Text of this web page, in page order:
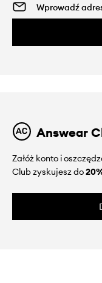
Answear
Załóż konto i
Club zyskujesz do